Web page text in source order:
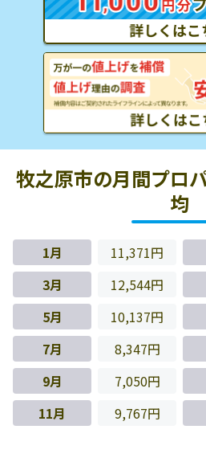
牧之原市の月間プロ
均
1月 11,371円
3月
12,544円
5月
10,137円
7月
8,347円
9月
7,050円
11月
9,767円